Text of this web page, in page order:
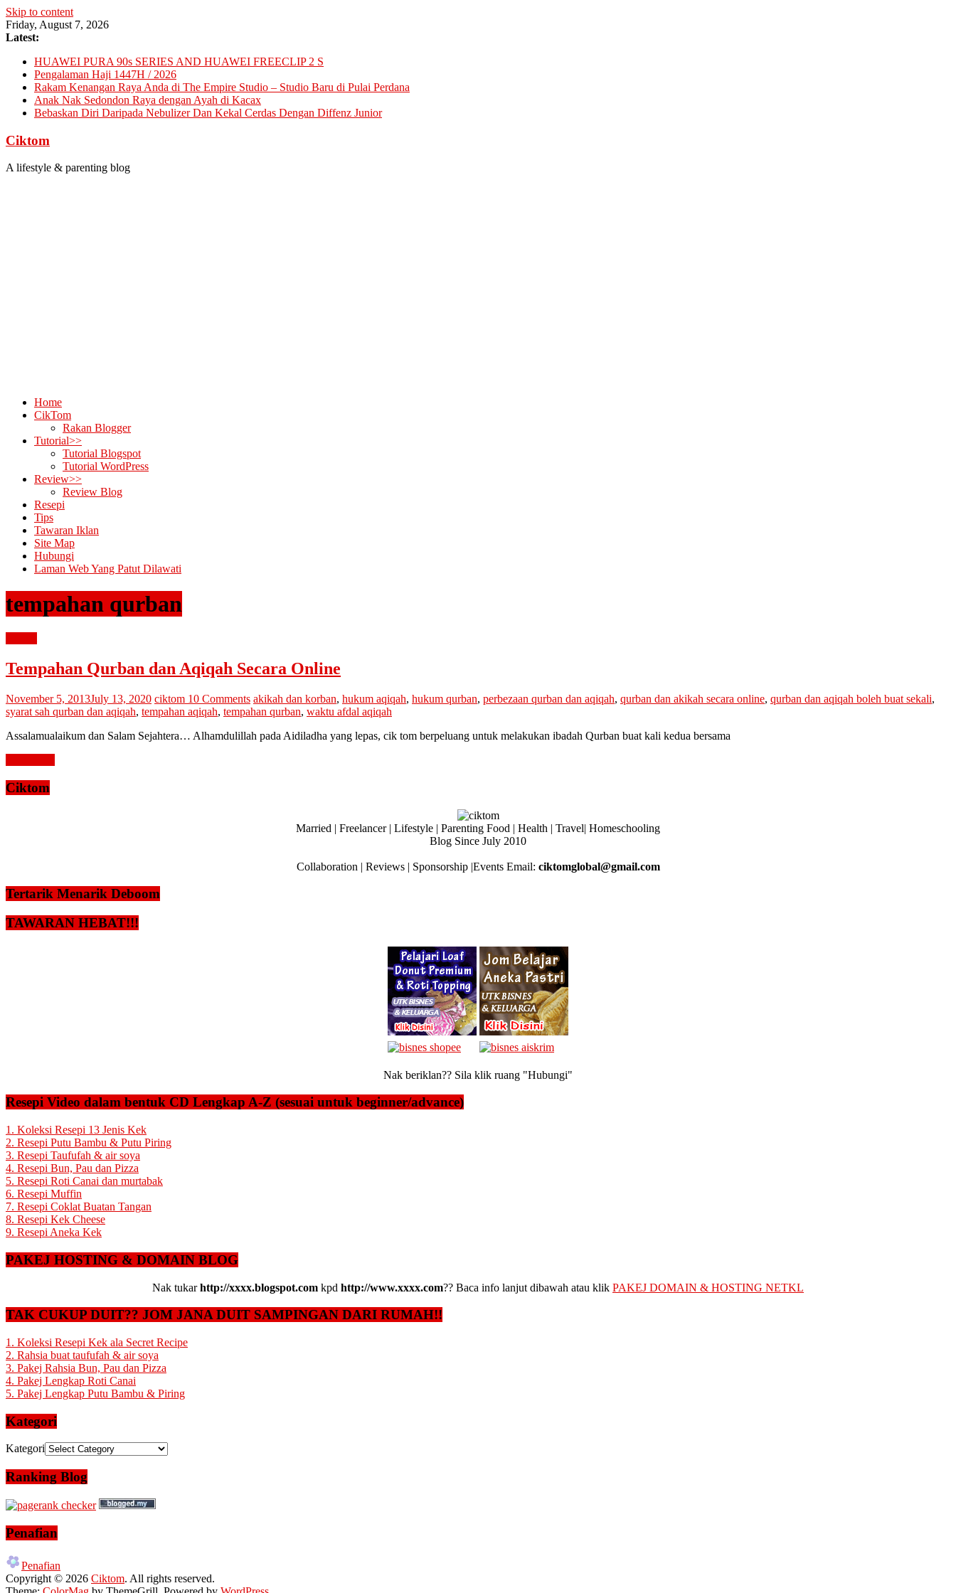
Skip to content
Friday, August 7, 2026
Latest:
HUAWEI PURA 90s SERIES AND HUAWEI FREECLIP 2 S
Pengalaman Haji 1447H / 2026
Rakam Kenangan Raya Anda di The Empire Studio – Studio Baru di Pulai Perdana
Anak Nak Sedondon Raya dengan Ayah di Kacax
Bebaskan Diri Daripada Nebulizer Dan Kekal Cerdas Dengan Diffenz Junior
Ciktom
A lifestyle & parenting blog
Home
CikTom
Rakan Blogger
Tutorial>>
Tutorial Blogspot
Tutorial WordPress
Review>>
Review Blog
Resepi
Tips
Tawaran Iklan
Site Map
Hubungi
Laman Web Yang Patut Dilawati
tempahan qurban
Tempahan Qurban dan Aqiqah Secara Online
November 5, 2013July 13, 2020 ciktom 10 Comments akikah dan korban, hukum aqiqah, hukum qurban, perbezaan qurban dan aqiqah, qurban dan akikah secara online, qurban dan aqiqah boleh buat sekali,
syarat sah qurban dan aqiqah, tempahan aqiqah, tempahan qurban, waktu afdal aqiqah
Assalamualaikum dan Salam Sejahtera… Alhamdulillah pada Aidiladha yang lepas, cik tom berpeluang untuk melakukan ibadah Qurban buat kali kedua bersama
Ciktom
Married | Freelancer | Lifestyle | Parenting Food | Health | Travel| Homeschooling
Blog Since July 2010
Collaboration | Reviews | Sponsorship |Events Email: ciktomglobal@gmail.com
Tertarik Menarik Deboom
TAWARAN HEBAT!!!
Nak beriklan?? Sila klik ruang "Hubungi"
Resepi Video dalam bentuk CD Lengkap A-Z (sesuai untuk beginner/advance)
1. Koleksi Resepi 13 Jenis Kek
2. Resepi Putu Bambu & Putu Piring
3. Resepi Taufufah & air soya
4. Resepi Bun, Pau dan Pizza
5. Resepi Roti Canai dan murtabak
6. Resepi Muffin
7. Resepi Coklat Buatan Tangan
8. Resepi Kek Cheese
9. Resepi Aneka Kek
PAKEJ HOSTING & DOMAIN BLOG
Nak tukarhttp://xxxx.blogspot.com kpd http://www.xxxx.com?? Baca info lanjut dibawah atau klik PAKEJ DOMAIN & HOSTING NETKL
TAK CUKUP DUIT?? JOM JANA DUIT SAMPINGAN DARI RUMAH!!
1. Koleksi Resepi Kek ala Secret Recipe
2. Rahsia buat taufufah & air soya
3. Pakej Rahsia Bun, Pau dan Pizza
4. Pakej Lengkap Roti Canai
5. Pakej Lengkap Putu Bambu & Piring
Kategori
Kategori
Ranking Blog
Penafian
Penafian
Copyright © 2026 Ciktom. All rights reserved.